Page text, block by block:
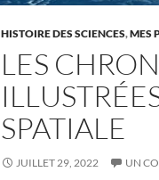
HISTOIRE DES SCIENCES,MES
LES
SPATIALE
JUILLET 29, 2022 UN